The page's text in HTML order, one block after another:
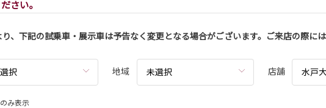
さい。
、下記の試乗車・展示車は予告なく変更となる場合がございます。ご来店の際に
択 地域 未選択 店舗 水戸
み表示